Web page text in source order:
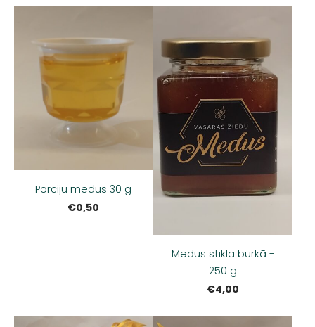
Porciju medus 30 g
€0,50
Medus stikla burkā -
250 g
€4,00